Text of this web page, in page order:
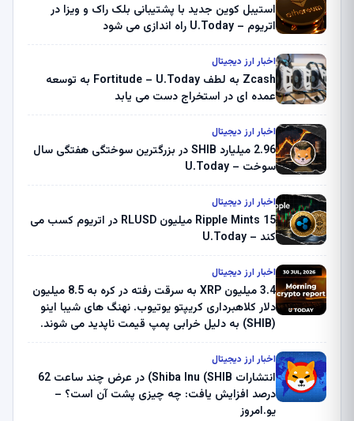
استیبل کوین جدید با پشتیبانی بلک راک و ویزا در
اتریوم – U.Today راه اندازی می شود
اخبار ارز دیجیتال
Zcash به لطف Fortitude – U.Today به توسعه
عمده ای در استخراج دست می یابد
اخبار ارز دیجیتال
2.96 میلیارد SHIB در بزرگترین سوختگی هفتگی سال
سوخت – U.Today
اخبار ارز دیجیتال
Ripple Mints 15 میلیون RLUSD در اتریوم کسب می
کند – U.Today
اخبار ارز دیجیتال
3.4 میلیون XRP به سرقت رفته در کره به 8.5 میلیون
دلار کلاهبرداری کریپتو یوتیوب. نهنگ های شیبا اینو
(SHIB) به دلیل خرابی پمپ قیمت ناپدید می شوند.
ثبت کرد – گزارش کریپتو صبح – U.Today
اخبار ارز دیجیتال
انتشارات Shiba Inu (SHIB) در عرض چند ساعت 62
درصد افزایش یافت: چه چیزی پشت آن است؟ –
یو.امروز